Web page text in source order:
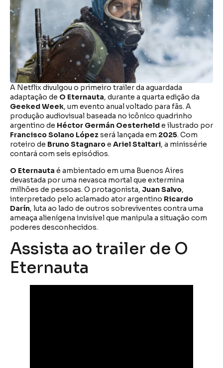
A Netflix divulgou o primeiro trailer da aguardada
adaptação de O Eternauta, durante a quarta edição da
Geeked Week, um evento anual voltado para fãs. A
produção audiovisual baseada no icônico quadrinho
argentino de Héctor Germán Oesterhelde ilustrado por
Francisco Solano López será lançada em 2025. Com
roteiro de Bruno Stagnaroe Ariel Staltari, a minissérie
contará com seis episódios.
O Eternauta é ambientado em uma Buenos Aires
devastada por uma nevasca mortal que extermina
milhões de pessoas. O protagonista, Juan Salvo,
interpretado pelo aclamado ator argentino Ricardo
Darín, luta ao lado de outros sobreviventes contra uma
ameaça alienígena invisível que manipula a situação com
poderes desconhecidos.
Assista ao trailer de O
Eternauta